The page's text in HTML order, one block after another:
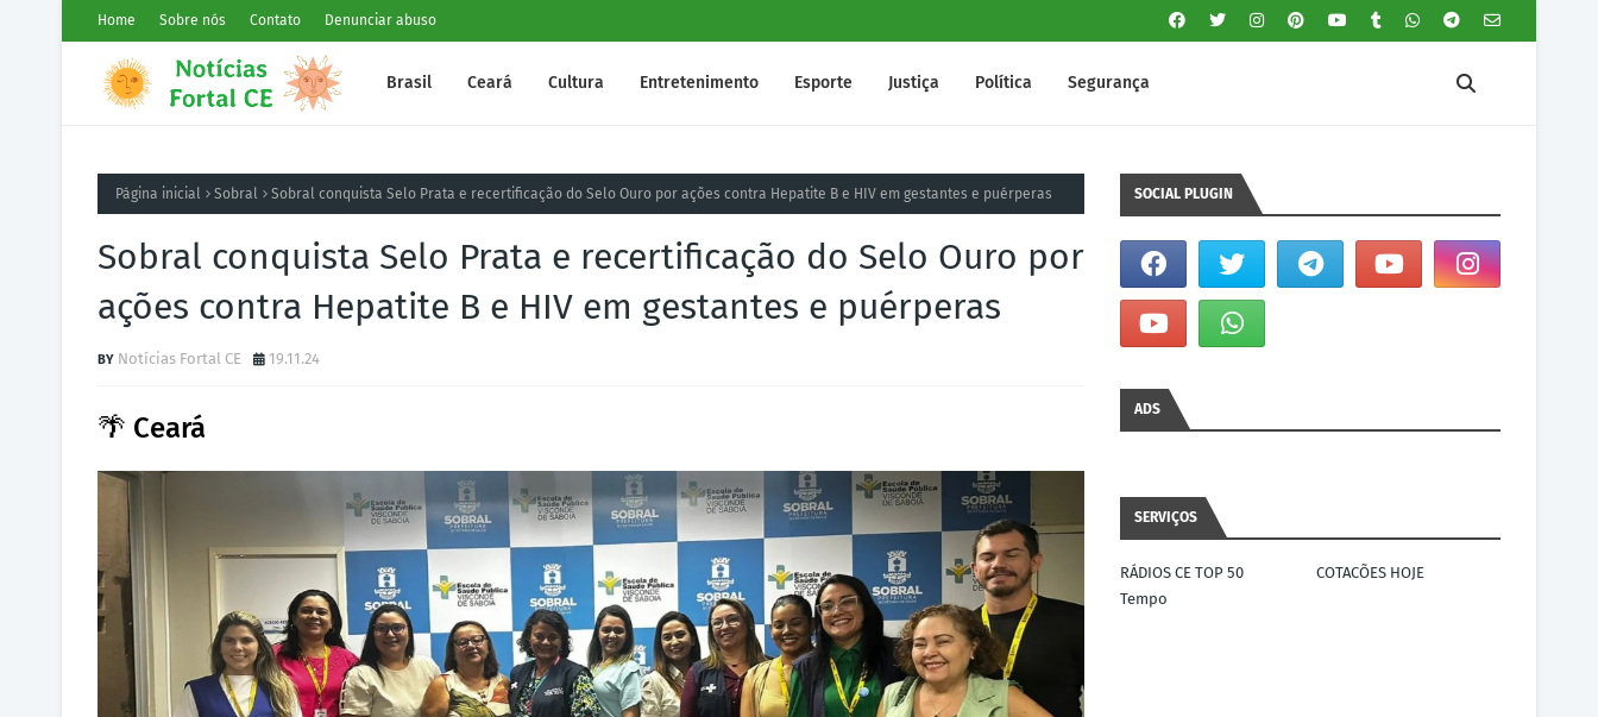
Home Sobre nós Contato Denunciar abuso
Brasil Ceará Cultura Entretenimento Esporte Justiça Política Segurança
Página inicial Sobral Sobral conquista Selo Prata e recertificação do Selo Ouro por ações contra Hepatite B e HIV em gestantes e puérperas
Sobral conquista Selo Prata e recertificação do Selo Ouro por
ações contra Hepatite B e HIV em gestantes e puérperas
Notícias Fortal CE 19.11.24
🌴 Ceará
SOCIAL PLUGIN
ADS
SERVIÇOS
RÁDIOS CE TOP 50
COTACÕES HOJE
Tempo